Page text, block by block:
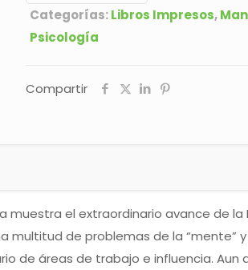
Categorías:Libros Impresos,
Psicología
Compartir
muestra el extraordinario avance de
de problemas de la “mente”
de áreas de trabajo e influencia.